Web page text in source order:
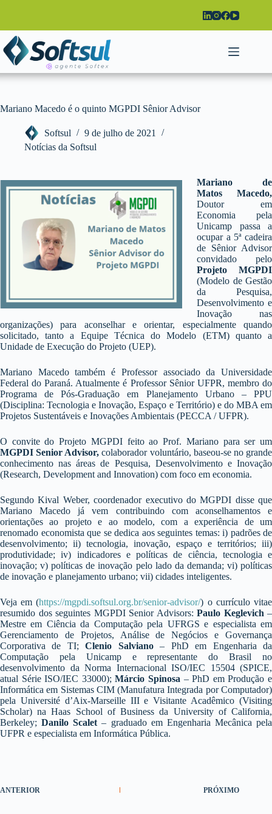
conteúdo
Mariano Macedo é o quinto MGPDI Sênior Advisor
Softsul
9 de julho de 2021
Notícias da Softsul
Mariano de
Matos Macedo,
Doutor em
Economia pela
Unicamp passa a
ocupar a 5ª cadeira
de Sênior Advisor
convidado pelo
Projeto MGPDI
(Modelo de Gestão
da Pesquisa,
Desenvolvimento e
Inovação nas
organizações) para aconselhar e orientar, especialmente quando
solicitado, tanto a Equipe Técnica do Modelo (ETM) quanto a
Unidade de Execução do Projeto (UEP).
Mariano Macedo também é Professor associado da Universidade
Federal do Paraná. Atualmente é Professor Sênior UFPR, membro do
Programa de Pós-Graduação em Planejamento Urbano – PPU
(Disciplina: Tecnologia e Inovação, Espaço e Território) e do MBA em
Projetos Sustentáveis e Inovações Ambientais (PECCA / UFPR).
O convite do Projeto MGPDI feito ao Prof. Mariano para ser um
MGPDI Senior Advisor, colaborador voluntário, baseou-se no grande
conhecimento nas áreas de Pesquisa, Desenvolvimento e Inovação
(Research, Development and Innovation) com foco em economia.
Segundo Kival Weber, coordenador executivo do MGPDI disse que
Mariano Macedo já vem contribuindo com aconselhamentos e
orientações ao projeto e ao modelo, com a experiência de um
renomado economista que se dedica aos seguintes temas: i) padrões de
desenvolvimento; ii) tecnologia, inovação, espaço e territórios; iii)
produtividade; iv) indicadores e políticas de ciência, tecnologia e
inovação; v) políticas de inovação pelo lado da demanda; vi) políticas
de inovação e planejamento urbano; vii) cidades inteligentes.
Veja em (https://mgpdi.softsul.org.br/senior-advisor/) o currículo vitae
resumido dos seguintes MGPDI Senior Advisors: Paulo Keglevich –
Mestre em Ciência da Computação pela UFRGS e especialista em
Gerenciamento de Projetos, Análise de Negócios e Governança
Corporativa de TI;Clenio Salviano– PhD em Engenharia da
Computação pela Unicamp e representante do Brasil no
desenvolvimento da Norma Internacional ISO/IEC 15504 (SPICE,
atual Série ISO/IEC 33000);Márcio Spinosa – PhD em Produção e
Informática em Sistemas CIM (Manufatura Integrada por Computador)
pela Université d’Aix-Marseille III e Visitante Acadêmico (Visiting
Scholar) na Haas School of Business da University of California,
Berkeley;Danilo Scalet – graduado em Engenharia Mecânica pela
UFPR e especialista em Informática Pública.
ANTERIOR PRÓXIMO